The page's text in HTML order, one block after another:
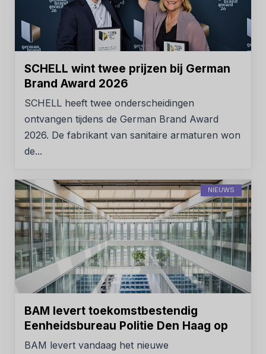
SCHELL wint twee prijzen bij German
Brand Award 2026
SCHELL heeft twee onderscheidingen
ontvangen tijdens de German Brand Award
2026. De fabrikant van sanitaire armaturen won
de...
NIEUWS
BAM levert toekomstbestendig
Eenheidsbureau Politie Den Haag op
BAM levert vandaag het nieuwe